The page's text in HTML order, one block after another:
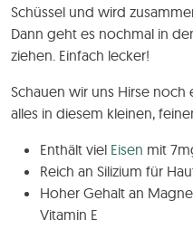
Schüssel und wird
Dann geht es nochmal in
ziehen. Einfach lecker!
Schauen wir uns Hirse
alles in diesem kleinen,
Enthält viel Eisen mit
Reich an Silizium für
Hoher Gehalt an
Vitamin E